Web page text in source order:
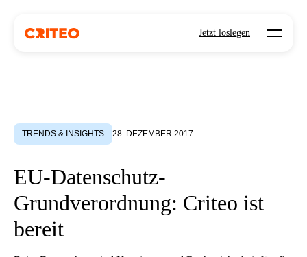
Jetzt loslegen Open
TRENDS & INSIGHTS 28. DEZEMBER 2017
EU-Datenschutz-
Grundverordnung: Criteo ist
bereit